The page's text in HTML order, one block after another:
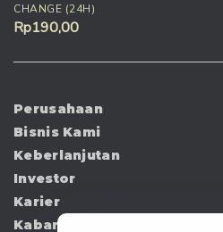
CHANGE (24H)
Rp190,00
Perusahaan
Bisnis Kami
Keberlanjutan
Investor
Karier
Kabar